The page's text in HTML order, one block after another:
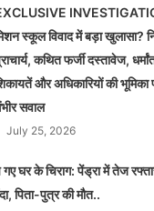
स्कूल विवाद में बड़ा खुलासा?
कथित फर्जी दस्तावेज,
और अधिकारियों की भूमिका
सवाल
July 25, 2026
घर के चिराग: पेंड्रा में तेज
पिता-पुत्र की मौत..